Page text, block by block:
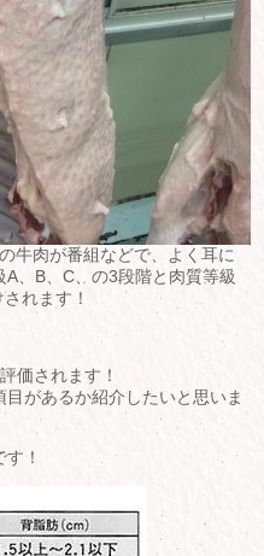
牛肉が番組などで、よく耳に
、B、C、の3段階と肉質等級
れます！
価されます！
があるか紹介したいと思いま
！